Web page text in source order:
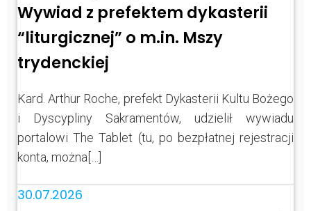
Wywiad z prefektem dykasterii
“liturgicznej” o m.in. Mszy
trydenckiej
Kard. Arthur Roche, prefekt Dykasterii Kultu Bożego
i Dyscypliny Sakramentów, udzielił wywiadu
portalowi The Tablet (tu, po bezpłatnej rejestracji
konta, można[…]
30.07.2026